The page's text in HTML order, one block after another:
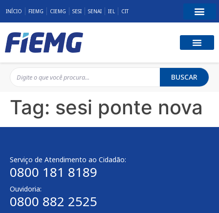
INÍCIO FIEMG CIEMG SESI SENAI IEL CIT
BUSCAR
Tag: sesi ponte nova
Serviço de Atendimento ao Cidadão:
0800 181 8189
Ouvidoria:
0800 882 2525